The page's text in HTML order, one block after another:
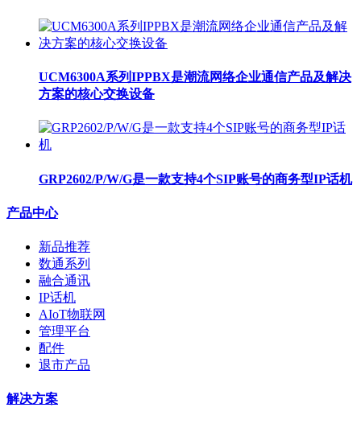
UCM6300A系列IPPBX是潮流网络企业通信产品及解决
方案的核心交换设备
GRP2602/P/W/G是一款支持4个SIP账号的商务型IP话机
产品中心
新品推荐
数通系列
融合通讯
IP话机
AIoT物联网
管理平台
配件
退市产品
解决方案